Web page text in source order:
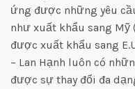
ứng được những yêu
như xuất khẩu sang Mỹ
được xuất khẩu sang
– Lan Hạnh luôn có
được sự thay đổi đa